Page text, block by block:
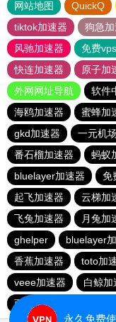
网站地图 QuickQ
tiktok加速器
狗急
风驰加速器
免费
快连加速器
原子加
外网网址导航
软件
海鸥加速器
蜜蜂加
gkd加速器
一元机场
番石榴加速器
蚂蚁
bluelayer加速器
免
起飞加速器
云梯加
飞兔加速器
月兔加
ghelper
bluelayer
香蕉加速器
toto加
veee加速器
白鲸加
西柚加速器
永久免费